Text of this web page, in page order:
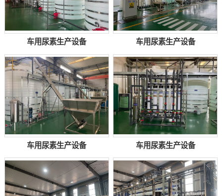
车用尿素生产设备 车用尿素生产设备
车用尿素生产设备 车用尿素生产设备